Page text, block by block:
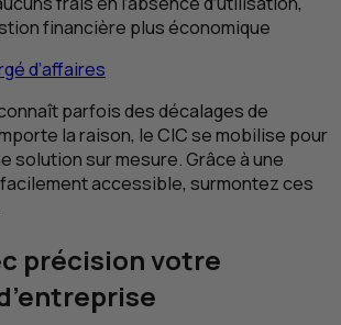
financière plus économique
d’affaires
parfois des décalages de
la raison, le CIC se mobilise pour
solution sur mesure. Grâce à une
accessible, surmontez ces
précision votre